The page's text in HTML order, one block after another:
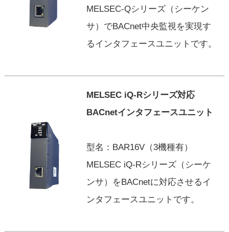
MELSEC-Qシリーズ（シーケン
サ）でBACnet中央監視を実現す
るインタフェースユニットです。
MELSEC iQ-Rシリーズ対応
BACnetインタフェースユニット
型名：BAR16V（3機種有）
MELSEC iQ-Rシリーズ（シーケ
ンサ）をBACnetに対応させるイ
ンタフェースユニットです。